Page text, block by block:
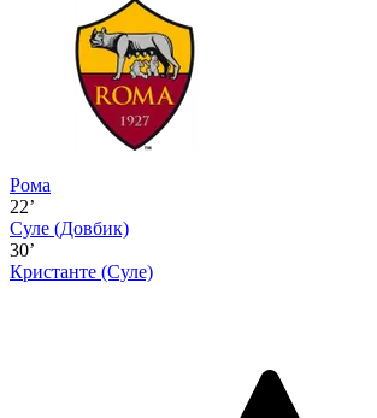
Рома
22’
Суле (Довбик)
30’
Кристанте (Суле)